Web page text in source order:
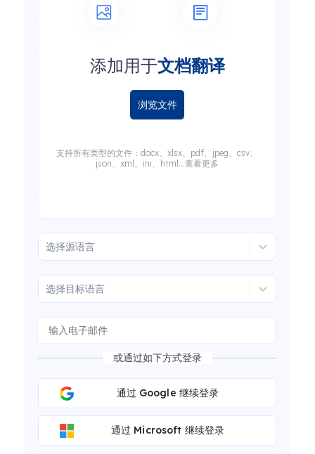
添加用于文档翻译
浏览文件
支持所有类型的文件：docx、xlsx、pdf、jpeg、csv、
json、xml、ini、html...查看更多
选择源语言
选择目标语言
或通过如下方式登录
通过 Google 继续登录
通过 Microsoft 继续登录